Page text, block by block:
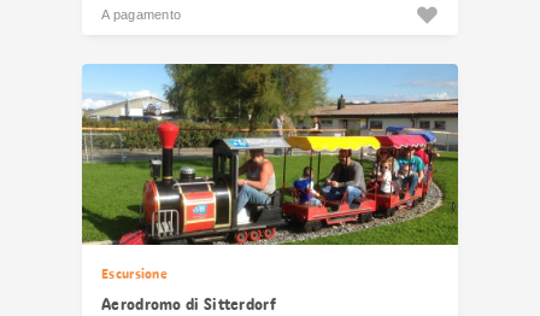
A pagamento
Escursione
Aerodromo di Sitterdorf